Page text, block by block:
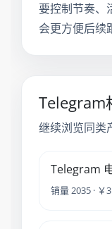
要控制节奏、
会更方便后续
Telegram
继续浏览同类
Telegram
销量 2035 · ￥